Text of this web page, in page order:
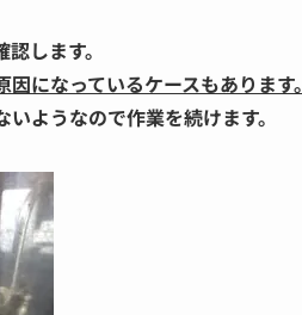
します。
になっているケースもあります。
ようなので作業を続けます。